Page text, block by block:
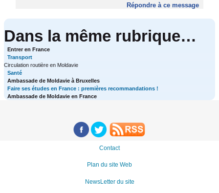
Répondre à ce message
Dans la même rubrique…
Entrer en France
Transport
Circulation routière en Moldavie
Santé
Ambassade de Moldavie à Bruxelles
Faire ses études en France : premières recommandations !
Ambassade de Moldavie en France
Contact
Plan du site Web
NewsLetter du site